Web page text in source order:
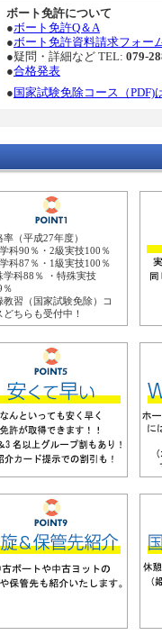
ボート免許について
●ボート免許Q＆A
●ボート免許資料請求フォー
●疑問・詳細など TEL: 079-
●合格発表
● 国家試験免除コース（PDF)
率（平成27年度）
科90％・2級実技100％
科87％・1級実技100％
学科88％ ・特殊実技
％
教習（国家試験免除）コ
どちらも受付中！